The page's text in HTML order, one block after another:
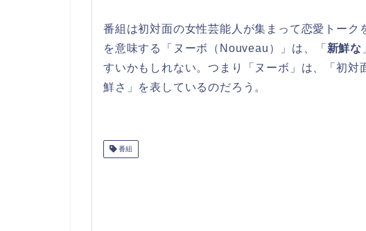
番組は初対面の女性芸能人が集まって恋愛トーク
を意味する「ヌーボ（Nouveau）」は、「 新鮮な
すいかもしれない。つまり「ヌーボ」は、「初対
鮮さ」を表しているのだろう。
番組